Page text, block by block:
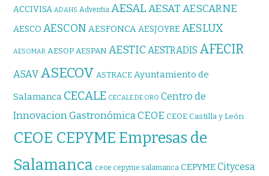
ACCIVISA ADAHS Adventia AESAL AESATAESCARNE
AESCO AESCON AESFONCA AESJOYRE AESLUX
AESOMAR AESOP AESPAN AESTIC AESTRADIS AFECIR
ASAVASECOV ASTRACE Ayuntamiento de
Salamanca CECALE CECALE DE ORO Centro de
Innovacion Gastronómica CEOE CEOE Castilla y León
CEOE CEPYME Empresas de
Salamanca ceoe cepyme salamanca CEPYMECitycesa